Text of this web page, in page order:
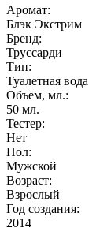
Аромат:
Блэк Экстрим
Бренд:
Труссарди
Тип:
Туалетная вода
Объем, мл.:
50 мл.
Тестер:
Нет
Пол:
Мужской
Возраст:
Взрослый
Год создания:
2014